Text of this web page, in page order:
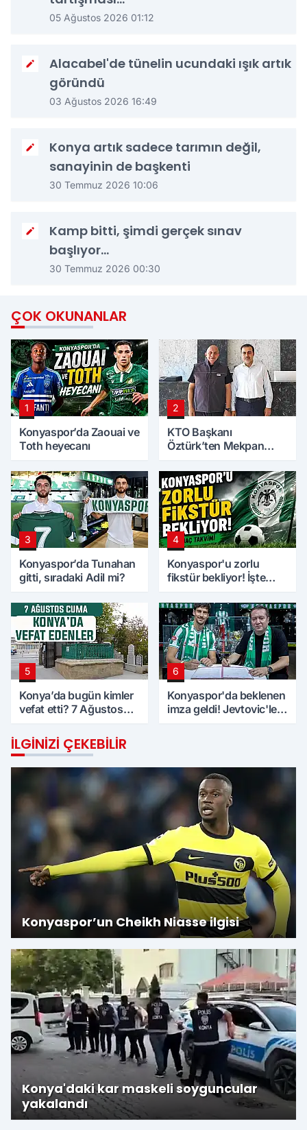
05 Ağustos 2026 01:12
Alacabel'de tünelin ucundaki ışık artık
göründü
03 Ağustos 2026 16:49
Konya artık sadece tarımın değil,
sanayinin de başkenti
30 Temmuz 2026 10:06
Kamp bitti, şimdi gerçek sınav
başlıyor…
30 Temmuz 2026 00:30
ÇOK OKUNANLAR
1
Konyaspor’da Zaouai ve
Toth heyecanı
2
KTO Başkanı
Öztürk’ten Mekpan
3
Konyaspor’da Tunahan
gitti, sıradaki Adil mi?
4
Konyaspor'u zorlu
fikstür bekliyor! İşte
5
Konya’da bugün kimler
vefat etti? 7 Ağustos
6
Konyaspor'da beklenen
imza geldi! Jevtovic'le
İLGINIZI ÇEKEBILIR
Konyaspor’un Cheikh Niasse ilgisi
Konya'daki kar maskeli soyguncular
yakalandı